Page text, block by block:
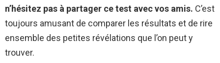
n’hésitez pas à partager ce test avec vos amis. C’est
toujours amusant de comparer les résultats et de rire
ensemble des petites révélations que l’on peut y
trouver.